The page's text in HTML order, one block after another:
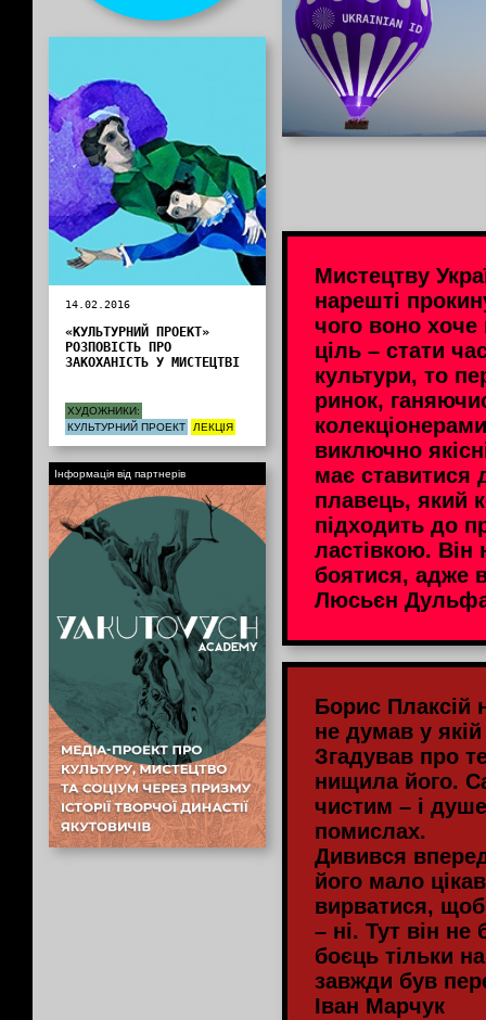
14.02.2016
«КУЛЬТУРНИЙ ПРОЕКТ»
РОЗПОВІСТЬ ПРО
ЗАКОХАНІСТЬ У МИСТЕЦТВІ
ХУДОЖНИКИ:
КУЛЬТУРНИЙ ПРОЕКТ
ЛЕКЦІЯ
Мистецтву
нарешті
чого воно
ціль – стати
культури, то
ринок,
виключно
має ставитися
плавець, який
підходить до
ластівкою. Він
боятися, адже
Люсьєн
Інформація від партнерів
Борис Плаксій
не думав у якій
Згадував про
нищила його.
чистим – і
помислах.
Дивився
його мало
вирватися,
– ні. Тут він не
боєць тільки
завжди був
Іван Марчук